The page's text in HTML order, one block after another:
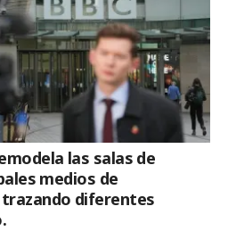
las salas de
medios de
diferentes